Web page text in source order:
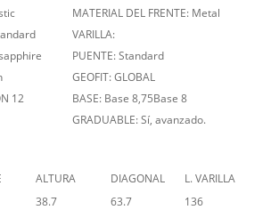
12
MATERIAL DEL FRENTE: Metal
VARILLA:
PUENTE: Standard
GEOFIT: GLOBAL
BASE: Base 8,75Base 8
GRADUABLE: Sí, avanzado.
ALTURA DIAGONAL
L. VARILLA
38.7 63.7 136